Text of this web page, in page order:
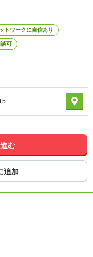
トワークに自信あり
談可
む